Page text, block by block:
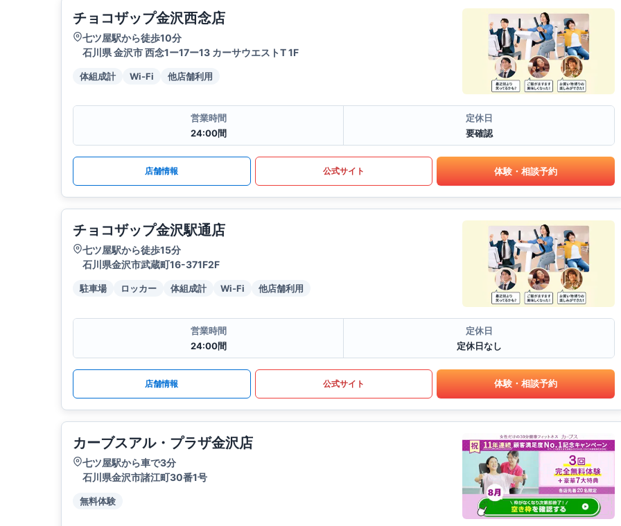
チョコザップ金沢西念店
七ツ屋駅から徒歩10分
石川県 金沢市 西念1ー17ー13 カーサウエストT 1F
体組成計 Wi-Fi 他店舗利用
営業時間
24:00間
定休日
要確認
店舗情報 公式サイト 体験・相談予約
チョコザップ金沢駅通店
七ツ屋駅から徒歩15分
石川県金沢市武蔵町16-371F2F
駐車場 ロッカー 体組成計 Wi-Fi 他店舗利用
営業時間
24:00間
定休日
定休日なし
店舗情報 公式サイト 体験・相談予約
カーブスアル・プラザ金沢店
七ツ屋駅から車で3分
石川県金沢市諸江町30番1号
無料体験